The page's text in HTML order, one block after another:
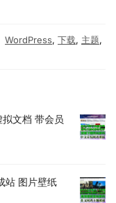
WordPress, 下载, 主题,
文档 带会员
站 图片壁纸